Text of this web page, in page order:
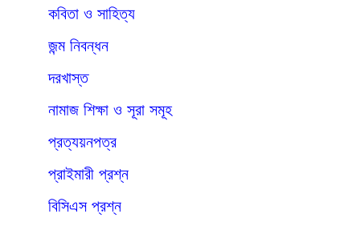
কবিতা ও সাহিত্য
জন্ম নিবন্ধন
দরখাস্ত
নামাজ শিক্ষা ও সূরা সমূহ
প্রত্যয়নপত্র
প্রাইমারী প্রশ্ন
বিসিএস প্রশ্ন